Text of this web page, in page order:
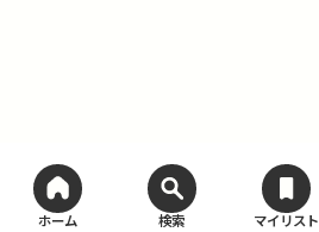
ホーム 検索 マイリスト